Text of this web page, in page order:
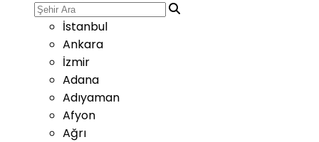
İstanbul
Ankara
İzmir
Adana
Adıyaman
Afyon
Ağrı